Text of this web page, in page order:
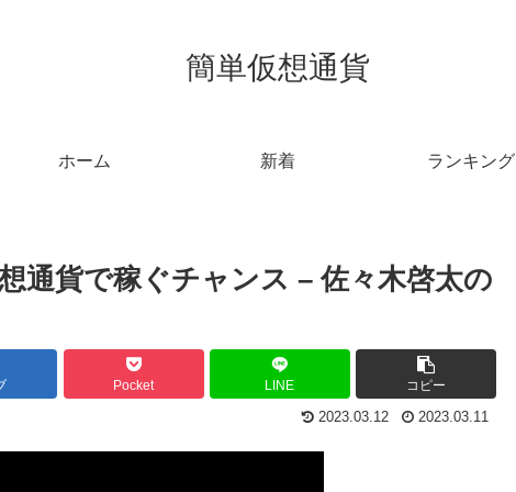
簡単仮想通貨
ホーム 新着 ランキング
通貨で稼ぐチャンス – 佐々木啓太の
Pocket LINE コピー
2023.03.12 2023.03.11